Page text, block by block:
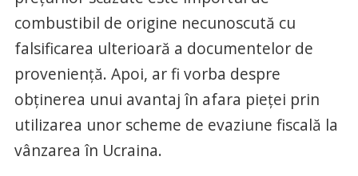
combustibil de origine necunoscută cu
falsificarea ulterioară a documentelor de
proveniență. Apoi, ar fi vorba despre
obținerea unui avantaj în afara pieței prin
utilizarea unor scheme de evaziune fiscală la
vânzarea în Ucraina.